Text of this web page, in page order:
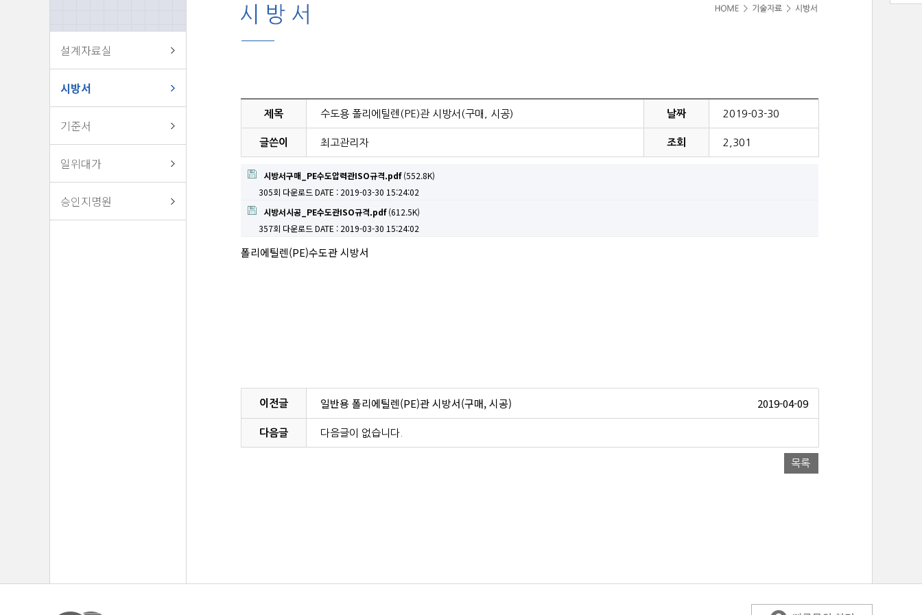
설계자료실
시방서
기준서
일위대가
승인지명원
제목 수도용 폴리에틸렌(PE)관 시방서(구매, 시공) 날짜 2019-03-30
글쓴이 최고관리자 조회 2,301
시방서구매_PE수도압력관ISO규격.pdf(552.8K)
305회 다운로드 DATE : 2019-03-30 15:24:02
시방서시공_PE수도관ISO규격.pdf(612.5K)
357회 다운로드 DATE : 2019-03-30 15:24:02
폴리에틸렌(PE)수도관 시방서
이전글 일반용 폴리에틸렌(PE)관 시방서(구매, 시공) 2019-04-09
다음글 다음글이 없습니다.
목록